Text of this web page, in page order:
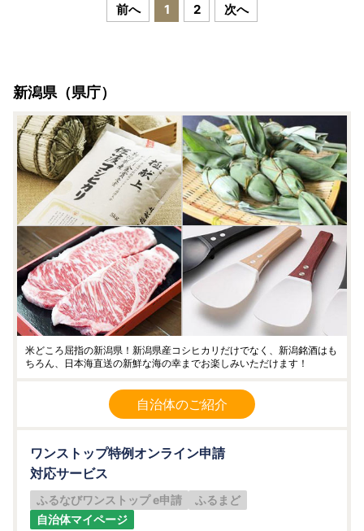
前へ 1 2 次へ
新潟県（県庁）
米どころ屈指の新潟県！新潟県産コシヒカリだけでなく、新潟銘酒はも
ちろん、日本海直送の新鮮な海の幸までお楽しみいただけます！
自治体のご紹介
ワンストップ特例オンライン申請
対応サービス
ふるなびワンストップ e申請
ふるまど
自治体マイページ